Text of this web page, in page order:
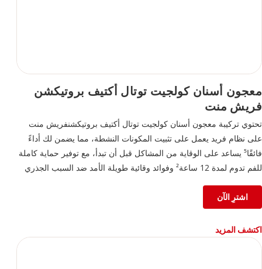
معجون أسنان كولجيت توتال أكتيف بروتيكشن
فريش منت
تحتوي تركيبة معجون أسنان كولجيت توتال أكتيف بروتيكشنفريش منت
على نظام فريد يعمل على تثبيت المكونات النشطة، مما يضمن لك أداءً
فائقًا⁵ يساعد على الوقاية من المشاكل قبل أن تبدأ، مع توفير حماية كاملة
للفم تدوم لمدة 12 ساعة² وفوائد وقائية طويلة الأمد ضد السبب الجذري
⁵تقليل طبقة البلاك مقارنةً بأي معجون أسنان بالفلورايد، مع الاستخدام
المستمر لمدة 3 أشهر
اشترِ الآن
اكتشف المزيد